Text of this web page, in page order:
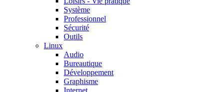
Système
Professionnel
Sécurité
Outils
Linux
Audio
Bureautique
Développement
Graphisme
Internet